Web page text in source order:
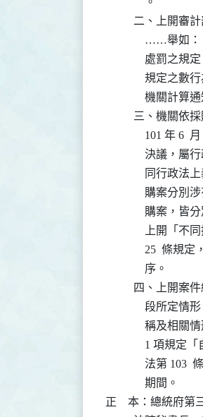
二、上
……舉
處罰
規定
機關
三、機關
101 年
決議
同行
購案
購案
上開
25
              序。
四、上開
段所
稱及
1 項
法第
              期間。
正    本：總統府第